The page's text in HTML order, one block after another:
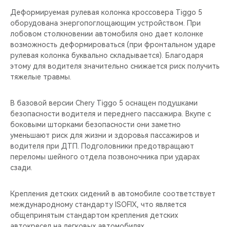
Деформируемая рулевая колонка кроссовера Tiggo 5
оборудована энергопоглощающим устройством. При
лобовом столкновении автомобиля оно дает колонке
возможность деформироваться (при фронтальном ударе
рулевая колонка буквально складывается). Благодаря
этому для водителя значительно снижается риск получить
тяжелые травмы.
В базовой версии Chery Tiggo 5 оснащен подушками
безопасности водителя и переднего пассажира. Вкупе с
боковыми шторками безопасности они заметно
уменьшают риск для жизни и здоровья пассажиров и
водителя при ДТП. Подголовники предотвращают
переломы шейного отдела позвоночника при ударах
сзади.
Крепления детских сидений в автомобиле соответствует
международному стандарту ISOFIX, что является
общепринятым стандартом крепления детских